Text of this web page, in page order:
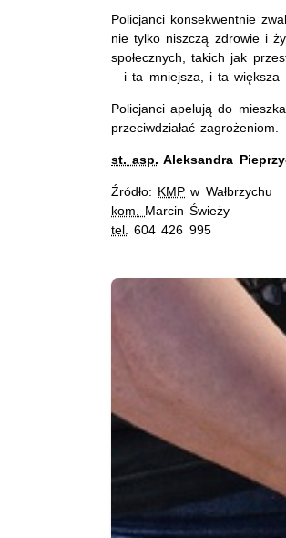
Policjanci konsekwentnie
nie tylko niszczą zdrowie i
społecznych, takich jak
– i ta mniejsza, i ta większa
Policjanci apelują do
przeciwdziałać zagrożeniom.
st. asp. Aleksandra
Źródło: KMP w Wałbrzychu
kom. Marcin Świeży
tel.
604 426 995